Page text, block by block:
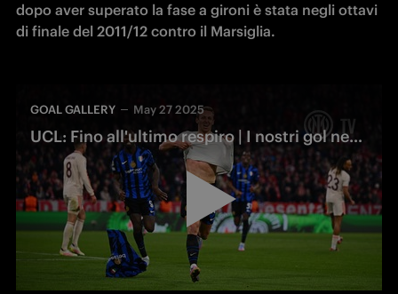
dopo aver superato la fase a gironi è stata negli ottavi
di finale del 2011/12 contro il Marsiglia.
GOAL GALLERY May 27 2025
UCL: Fino all'ultimo respiro | I nostri gol negli ultimi minuti